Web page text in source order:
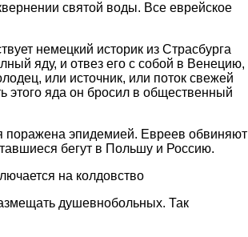
святой воды. Все еврейское
немецкий историк из Страсбурга
яду, и отвез его с собой в Венецию,
или источник, или поток свежей
этого яда он бросил в общественный
поражена эпидемией. Евреев обвиняют
бегут в Польшу и Россию.
на колдовство
душевнобольных. Так